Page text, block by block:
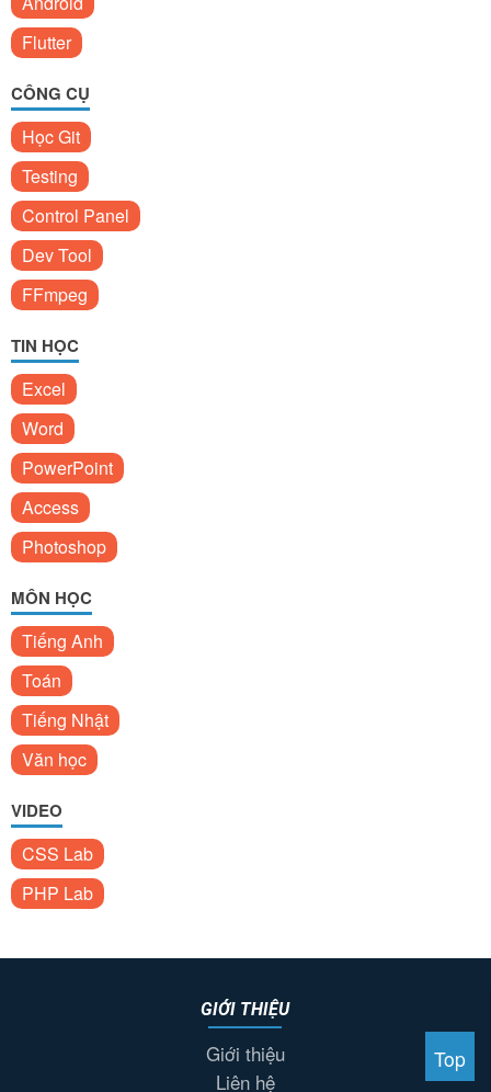
Flutter
CÔNG CỤ
Học Git
Testing
Control Panel
Dev Tool
FFmpeg
TIN HỌC
Excel
Word
PowerPoint
Access
Photoshop
MÔN HỌC
Tiếng Anh
Toán
Tiếng Nhật
Văn học
VIDEO
CSS Lab
PHP Lab
GIỚI THIỆU
Giới thiệu
Liên hệ
Top